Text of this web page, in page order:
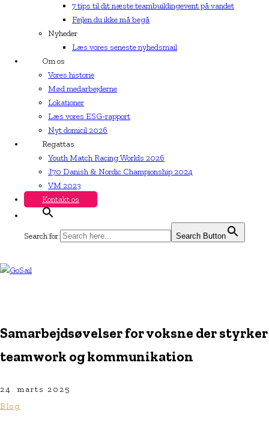
7 tips til dit næste teambuildingevent på vandet
Fejlen du ikke må begå
Nyheder
Læs vores seneste nyhedsmail
Om os
Vores historie
Mød medarbejderne
Lokationer
Læs vores ESG-rapport
Nyt domicil 2026
Regattas
Youth Match Racing Worlds 2026
J70 Danish & Nordic Championship 2024
VM 2023
Kontakt os
Search for: Search Button
Samarbejdsøvelser for voksne der styrker
teamwork og kommunikation
24. marts 2025
Blog